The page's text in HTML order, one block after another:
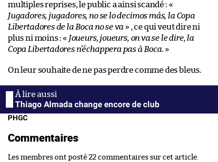
multiples reprises, le public a ainsi scandé : «
Jugadores, jugadores, no se lo decimos más, la Copa
Libertadores de la Boca no se va » , ce qui veut dire ni
plus ni moins : « Joueurs, joueurs, on va se le dire, la
Copa Libertadores n’échappera pas à Boca. »
On leur souhaite de ne pas perdre comme des bleus.
Thiago Almada change encore de club
PHGC
Commentaires
Les membres ont posté 22 commentaires sur cet article.